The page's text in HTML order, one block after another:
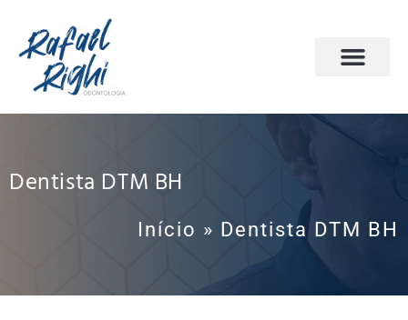
Dentista DTM BH
Início » Dentista DTM BH